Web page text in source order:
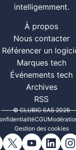
intelligemment.
À propos
Nous contacter
Référencer un
Marques tech
Événements tech
Archives
RSS
© CLUBIC SAS 2026
CGU
Gestion des cookies